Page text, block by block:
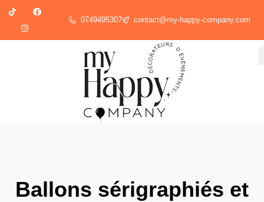
0749495307 contact@my-happy-company.com
Ballons sérigraphiés et